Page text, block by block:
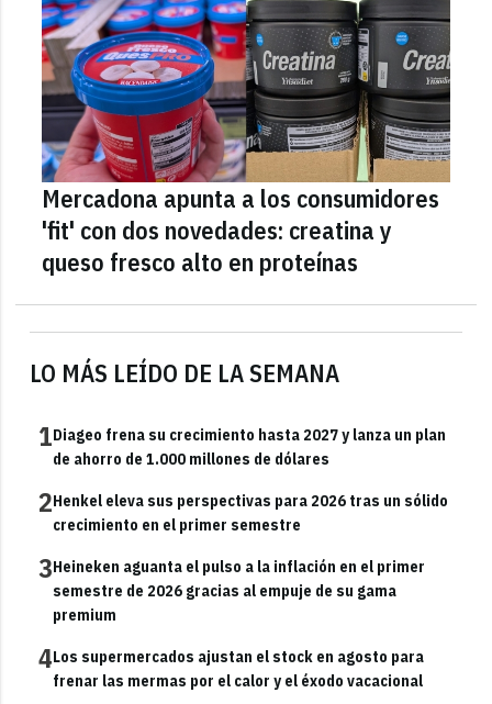
LO MÁS LEÍDO DE LA SEMANA
1Diageo frena su crecimiento hasta 2027 y lanza un plan
de ahorro de 1.000 millones de dólares
2Henkel eleva sus perspectivas para 2026 tras un sólido
crecimiento en el primer semestre
3Heineken aguanta el pulso a la inflación en el primer
semestre de 2026 gracias al empuje de su gama
premium
4Los supermercados ajustan el stock en agosto para
frenar las mermas por el calor y el éxodo vacacional
Mercadona apunta a los consumidores
'fit' con dos novedades: creatina y
queso fresco alto en proteínas